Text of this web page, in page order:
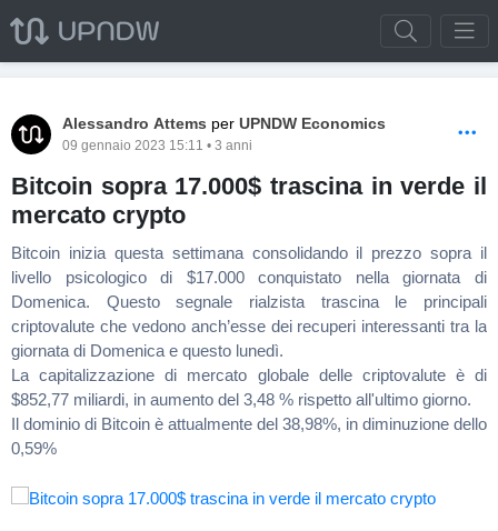
Alessandro Attems per UPNDW Economics
09 gennaio 2023 15:11 • 3 anni
Bitcoin sopra 17.000$ trascina in verde il
mercato crypto
Bitcoin inizia questa settimana consolidando il prezzo sopra il
livello psicologico di $17.000 conquistato nella giornata di
Domenica. Questo segnale rialzista trascina le principali
criptovalute che vedono anch’esse dei recuperi interessanti tra la
giornata di Domenica e questo lunedì.
La capitalizzazione di mercato globale delle criptovalute è di
$852,77 miliardi, in aumento del 3,48 % rispetto all'ultimo giorno.
Il dominio di Bitcoin è attualmente del 38,98%, in diminuzione dello
0,59%